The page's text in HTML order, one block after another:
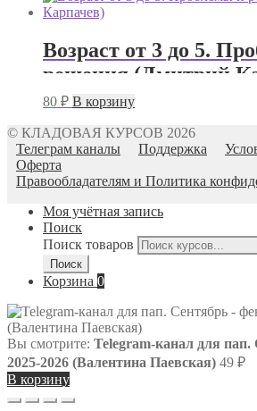
Возраст от 3 до 5.
решения (Дмитрий
80 ₽ В корзину
© КЛАДОВАЯ КУРСОВ 2026
Телеграм каналы
Поддержка
Оферта
Правообладателям и Политика
Моя учётная запись
Поиск
Поиск товаров
Поиск
Корзина 0
Вы смотрите: Telegram-канал для
2025-2026 (Валентина Паевская) 49 ₽
В корзину